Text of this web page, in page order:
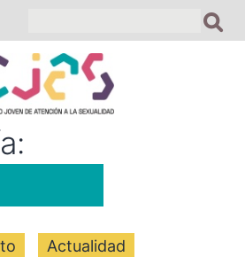
Actualidad